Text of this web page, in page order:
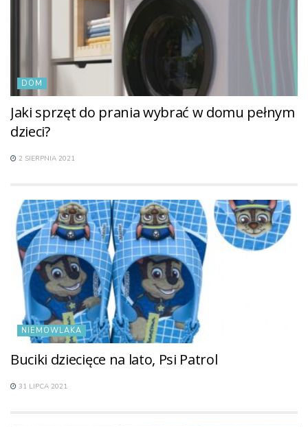
DOM
Jaki sprzęt do prania wybrać w domu pełnym
dzieci?
2 SIERPNIA 2021
NIEMOWLAKA
Buciki dziecięce na lato, Psi Patrol
31 LIPCA 2021